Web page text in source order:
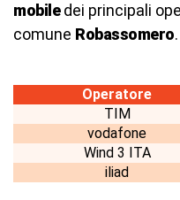
mobiledei principali
comune Robassomero.
Operatore
TIM
vodafone
Wind 3 ITA
iliad